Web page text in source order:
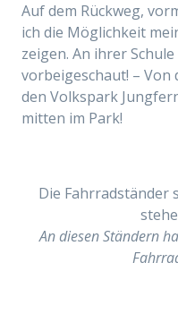
Auf dem Rückweg,
ich die Möglichkeit
zeigen. An ihrer
vorbeigeschaut! – Von
den Volkspark
mitten im Park!
Die Fahrradständer
An diesen Ständern